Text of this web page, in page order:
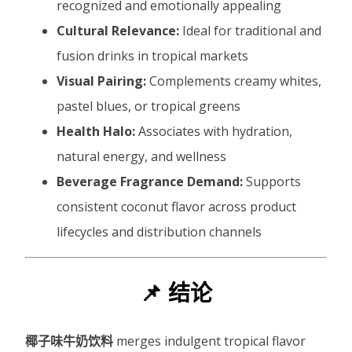
recognized and emotionally appealing
Cultural Relevance: Ideal for traditional and
fusion drinks in tropical markets
Visual Pairing:Complements creamy whites,
pastel blues, or tropical greens
Health Halo:Associates with hydration,
natural energy, and wellness
Beverage Fragrance Demand:Supports
consistent coconut flavor across product
lifecycles and distribution channels
📌 结论
椰子味牛奶饮料 merges indulgent tropical flavor